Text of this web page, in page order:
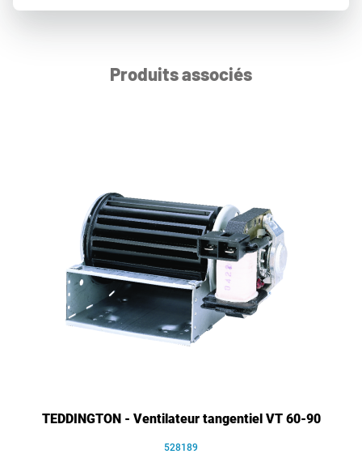
Produits associés
TEDDINGTON - Ventilateur tangentiel VT 60-90
528189